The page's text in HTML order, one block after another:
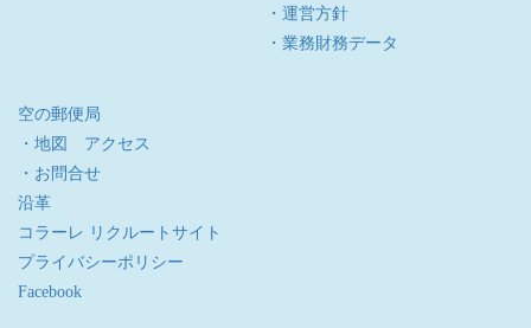
・運営方針
・業務財務データ
空の郵便局
・地図 アクセス
・お問合せ
沿革
コラーレ リクルートサイト
プライバシーポリシー
Facebook